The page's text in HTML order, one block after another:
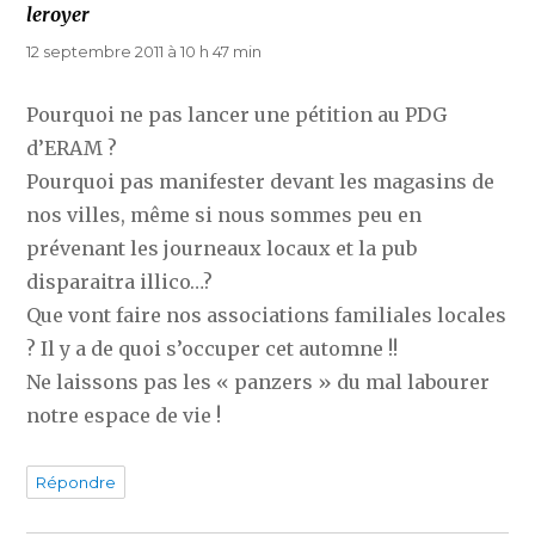
leroyer
12 septembre 2011 à 10 h 47 min
Pourquoi ne pas lancer une pétition au PDG
d’ERAM ?
Pourquoi pas manifester devant les magasins de
nos villes, même si nous sommes peu en
prévenant les journeaux locaux et la pub
disparaitra illico…?
Que vont faire nos associations familiales locales
? Il y a de quoi s’occuper cet automne !!
Ne laissons pas les « panzers » du mal labourer
notre espace de vie !
Répondre